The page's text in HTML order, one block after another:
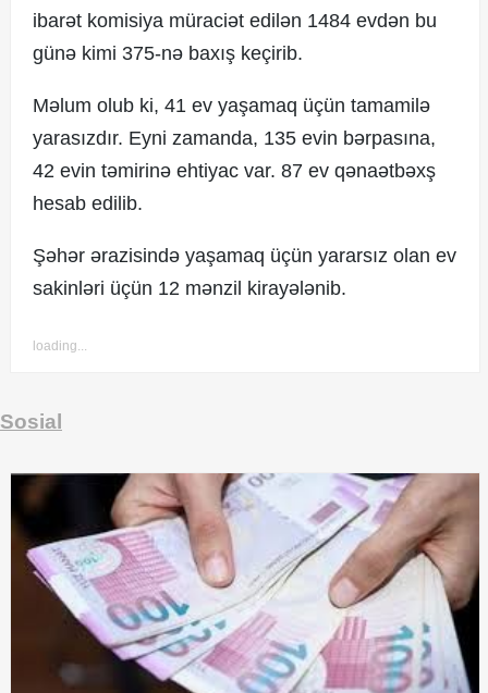
ibarət komisiya müraciət edilən 1484 evdən bu
günə kimi 375-nə baxış keçirib.
Məlum olub ki, 41 ev yaşamaq üçün tamamilə
yarasızdır. Eyni zamanda, 135 evin bərpasına,
42 evin təmirinə ehtiyac var. 87 ev qənaətbəxş
hesab edilib.
Şəhər ərazisində yaşamaq üçün yararsız olan ev
sakinləri üçün 12 mənzil kirayələnib.
loading...
Sosial